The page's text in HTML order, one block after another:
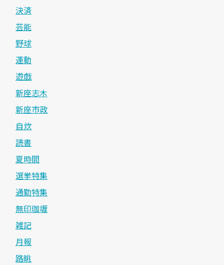
決済
芸能
野球
運動
遊戯
新座志木
新座市政
自炊
読書
夏時間
選挙特集
通勤特集
無印珈竰
雑記
月報
路眺